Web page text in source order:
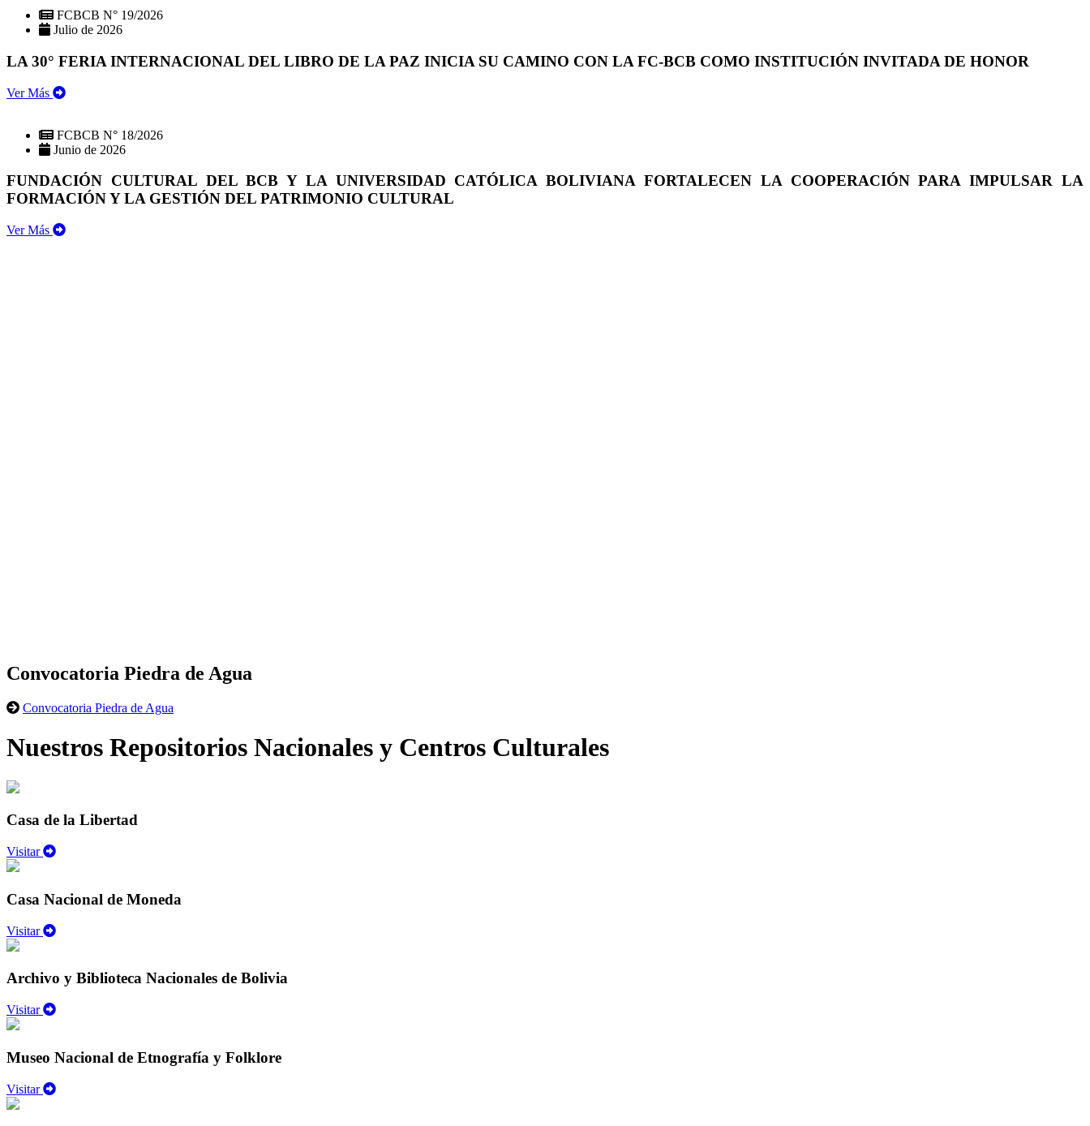
FCBCB N° 19/2026
Julio de 2026
LA 30° FERIA INTERNACIONAL DEL LIBRO DE LA PAZ INICIA SU CAMINO CON LA FC-BCB COMO INSTITUCIÓN INVITADA DE HONOR
Ver Más
FCBCB N° 18/2026
Junio de 2026
FUNDACIÓN CULTURAL DEL BCB Y LA UNIVERSIDAD CATÓLICA BOLIVIANA FORTALECEN LA COOPERACIÓN PARA IMPULSAR LA
FORMACIÓN Y LA GESTIÓN DEL PATRIMONIO CULTURAL
Ver Más
Convocatoria Piedra de Agua
Convocatoria Piedra de Agua
Nuestros Repositorios Nacionales y Centros Culturales
Casa de la Libertad
Visitar
Casa Nacional de Moneda
Visitar
Archivo y Biblioteca Nacionales de Bolivia
Visitar
Museo Nacional de Etnografía y Folklore
Visitar